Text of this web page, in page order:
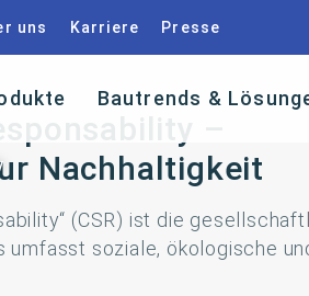
uns Karriere Presse
Bautrends &
Nachhaltigkeit
(CSR) ist die
soziale, ökologische